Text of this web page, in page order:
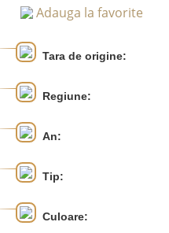
Adauga la favorite
Tara de origine:
Regiune:
An:
Tip:
Culoare: